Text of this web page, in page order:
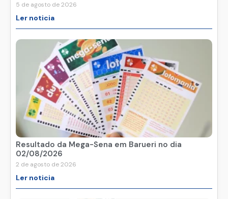
5 de agosto de 2026
Ler noticia
Resultado da Mega-Sena em Barueri no dia
02/08/2026
2 de agosto de 2026
Ler noticia